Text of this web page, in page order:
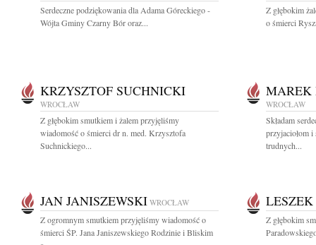
Serdeczne podziękowania dla Adama Góreckiego -
Wójta Gminy Czarny Bór oraz...
Z głębokim
o śmierci
KRZYSZTOF SUCHNICKI
WROCŁAW
Z głębokim smutkiem i żalem przyjęliśmy
wiadomość o śmierci dr n. med. Krzysztofa
Suchnickiego...
MAREK
WROCŁAW
Składam
przyjaciołom
trudnych...
JAN JANISZEWSKI WROCŁAW
Z ogromnym smutkiem przyjęliśmy wiadomość o
śmierci ŚP. Jana Janiszewskiego Rodzinie i Bliskim
Z głębokim